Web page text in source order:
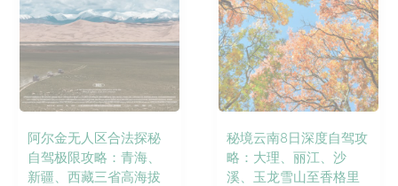
阿尔金无人区合法探秘
自驾极限攻略：青海、
新疆、西藏三省高海拔
秘境云南8日深度自驾攻
略：大理、丽江、沙
溪、玉龙雪山至香格里